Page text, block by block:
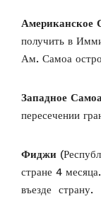
Американское
получить в
Ам. Самоа
Западное
пересечении
Фиджи
стране 4
въезде страну.